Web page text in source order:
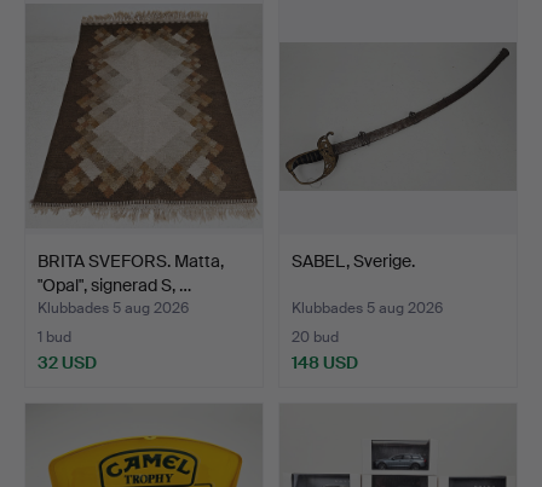
BRITA SVEFORS. Matta,
"Opal", signerad S, …
Klubbades 5 aug 2026
1 bud
32 USD
SABEL, Sverige.
Klubbades 5 aug 2026
20 bud
148 USD